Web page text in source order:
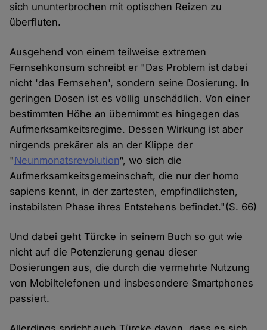
sich ununterbrochen mit optischen Reizen zu
überfluten.
Ausgehend von einem teilweise extremen
Fernsehkonsum schreibt er "Das Problem ist dabei
nicht 'das Fernsehen', sondern seine Dosierung. In
geringen Dosen ist es völlig unschädlich. Von einer
bestimmten Höhe an übernimmt es hingegen das
Aufmerksamkeitsregime. Dessen Wirkung ist aber
nirgends prekärer als an der Klippe der
"Neunmonatsrevolution“, wo sich die
Aufmerksamkeitsgemeinschaft, die nur der homo
sapiens kennt, in der zartesten, empfindlichsten,
instabilsten Phase ihres Entstehens befindet."(S. 66)
Und dabei geht Türcke in seinem Buch so gut wie
nicht auf die Potenzierung genau dieser
Dosierungen aus, die durch die vermehrte Nutzung
von Mobiltelefonen und insbesondere Smartphones
passiert.